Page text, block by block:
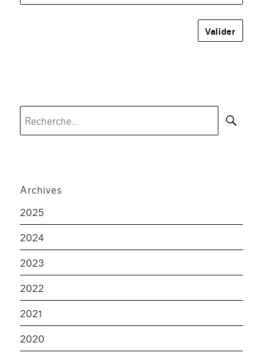
Archives
2025
2024
2023
2022
2021
2020